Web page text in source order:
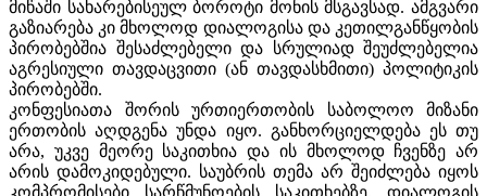
მიწაში სახარებისეულ ბოროტი მონის მსგავსად. ამგვარი
გაზიარება კი მხოლოდ დიალოგისა და კეთილგანწყობის
პირობებშია შესაძლებელი და სრულიად შეუძლებელია
აგრესიული თავდაცვითი (ან თავდასხმითი) პოლიტიკის
პირობებში.
კონფესიათა შორის ურთიერთობის საბოლოო მიზანი
ერთობის აღდგენა უნდა იყო. განხორციელდება ეს თუ
არა, უკვე მეორე საკითხია და ის მხოლოდ ჩვენზე არ
არის დამოკიდებული. საუბრის თემა არ შეიძლება იყოს
კომპრომისები სარწმუნოების საკითხებზე. დიალოგის